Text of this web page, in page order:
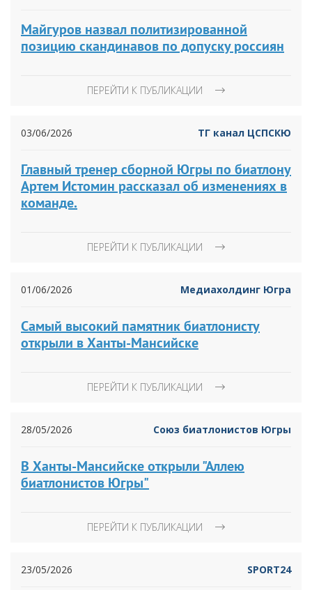
Майгуров назвал политизированной
позицию скандинавов по допуску россиян
ПЕРЕЙТИ К ПУБЛИКАЦИИ
03/06/2026 ТГ канал ЦСПСКЮ
Главный тренер сборной Югры по биатлону
Артем Истомин рассказал об изменениях в
команде.
ПЕРЕЙТИ К ПУБЛИКАЦИИ
01/06/2026 Медиахолдинг Югра
Самый высокий памятник биатлонисту
открыли в Ханты-Мансийске
ПЕРЕЙТИ К ПУБЛИКАЦИИ
28/05/2026 Союз биатлонистов Югры
В Ханты-Мансийске открыли "Аллею
биатлонистов Югры"
ПЕРЕЙТИ К ПУБЛИКАЦИИ
23/05/2026 SPORT24